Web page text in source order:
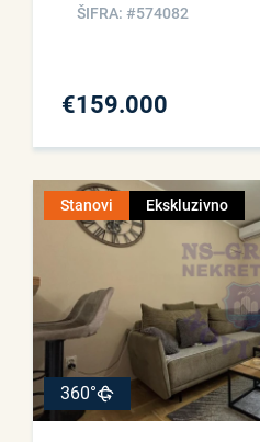
ŠIFRA: #574082
€159.000
Stanovi Ekskluzivno
360°